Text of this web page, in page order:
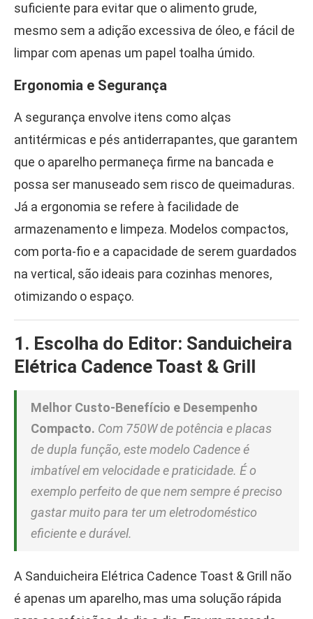
suficiente para evitar que o alimento grude,
mesmo sem a adição excessiva de óleo, e fácil de
limpar com apenas um papel toalha úmido.
Ergonomia e Segurança
A segurança envolve itens como alças
antitérmicas e pés antiderrapantes, que garantem
que o aparelho permaneça firme na bancada e
possa ser manuseado sem risco de queimaduras.
Já a ergonomia se refere à facilidade de
armazenamento e limpeza. Modelos compactos,
com porta-fio e a capacidade de serem guardados
na vertical, são ideais para cozinhas menores,
otimizando o espaço.
1. Escolha do Editor: Sanduicheira
Elétrica Cadence Toast & Grill
Melhor Custo-Benefício e Desempenho
Compacto. Com 750W de potência e placas
de dupla função, este modelo Cadence é
imbatível em velocidade e praticidade. É o
exemplo perfeito de que nem sempre é preciso
gastar muito para ter um eletrodoméstico
eficiente e durável.
A Sanduicheira Elétrica Cadence Toast & Grill não
é apenas um aparelho, mas uma solução rápida